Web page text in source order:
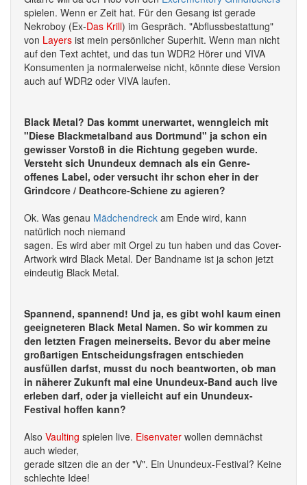
spielen. Wenn er Zeit hat. Für den Gesang ist gerade
Nekroboy (Ex-Das Krill) im Gespräch. "Abflussbestattung"
von Layers ist mein persönlicher Superhit. Wenn man nicht
auf den Text achtet, und das tun WDR2 Hörer und VIVA
Konsumenten ja normalerweise nicht, könnte diese Version
auch auf WDR2 oder VIVA laufen.
Black Metal? Das kommt unerwartet, wenngleich mit
"Diese Blackmetalband aus Dortmund" ja schon ein
gewisser Vorstoß in die Richtung gegeben wurde.
Versteht sich Unundeux demnach als ein Genre-
offenes Label, oder versucht ihr schon eher in der
Grindcore / Deathcore-Schiene zu agieren?
Ok. Was genau Mädchendreck am Ende wird, kann
natürlich noch niemand
sagen. Es wird aber mit Orgel zu tun haben und das Cover-
Artwork wird Black Metal. Der Bandname ist ja schon jetzt
eindeutig Black Metal.
Spannend, spannend! Und ja, es gibt wohl kaum einen
geeigneteren Black Metal Namen. So wir kommen zu
den letzten Fragen meinerseits. Bevor du aber meine
großartigen Entscheidungsfragen entschieden
ausfüllen darfst, musst du noch beantworten, ob man
in näherer Zukunft mal eine Unundeux-Band auch live
erleben darf, oder ja vielleicht auf ein Unundeux-
Festival hoffen kann?
Also Vaulting spielen live. Eisenvater wollen demnächst
auch wieder,
gerade sitzen die an der "V". Ein Unundeux-Festival? Keine
schlechte Idee!